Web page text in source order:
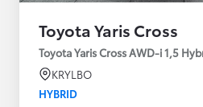
Toyota Yaris Cross
Toyota Yaris Cross AWD-i 1,5
KRYLBO
HYBRID